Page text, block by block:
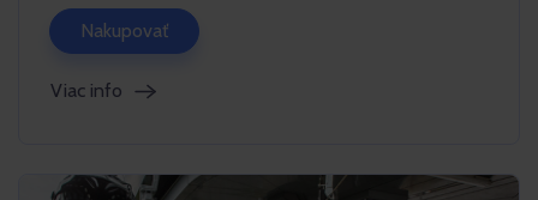
Nakupovať
Viac info